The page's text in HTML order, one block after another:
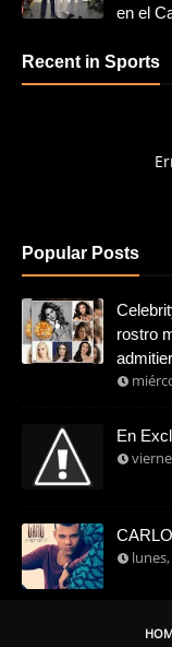
en el
Recent in Sports
Popular Posts
rostro
En